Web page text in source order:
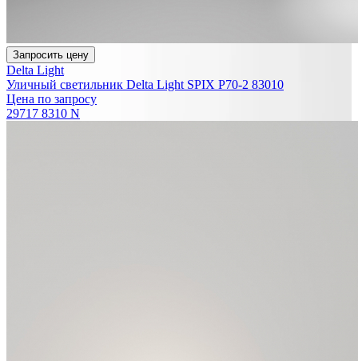
Запросить цену
Delta Light
Уличный светильник Delta Light SPIX P70-2 83010
Цена по запросу
29717 8310 N